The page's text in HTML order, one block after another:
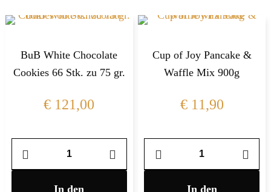
BuB White Chocolate
Cookies 66 Stk. zu 75 gr.
€ 121,00
In den
Cup of Joy Pancake &
Waffle Mix 900g
€11,90
In den